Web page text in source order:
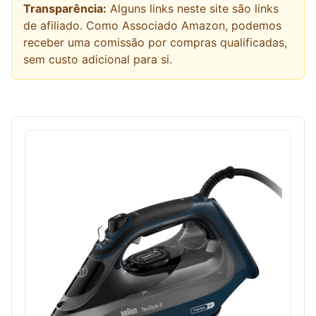
Transparência: Alguns links neste site são links
de afiliado. Como Associado Amazon, podemos
receber uma comissão por compras qualificadas,
sem custo adicional para si.